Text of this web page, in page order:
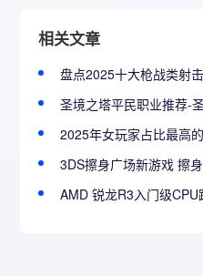
相关文章
盘点2025十大枪战类射
圣境之塔平民职业推荐-
2025年女玩家占比最高
3DS擦身广场新游戏 擦
AMD 锐龙R3入门级CPU